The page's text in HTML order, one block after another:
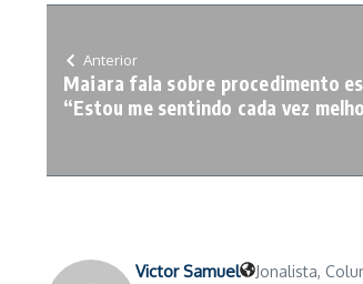
Anterior
Maiara fala sobre procedimento
“Estou me sentindo cada vez
Victor Samuel Jonalista,